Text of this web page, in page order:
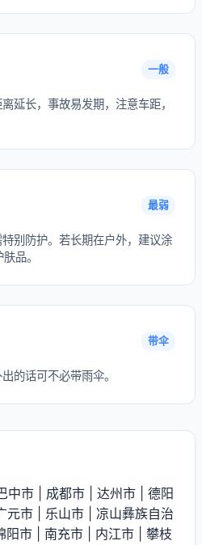
一般
延长，事故易发期，注意车距，
最弱
别防护。若长期在户外，建议涂
品。
带伞
的话可不必带雨伞。
中市 成都市 达州市
德阳
元市 乐山市
凉山彝族自治
阳市 南充市 内江市
攀枝